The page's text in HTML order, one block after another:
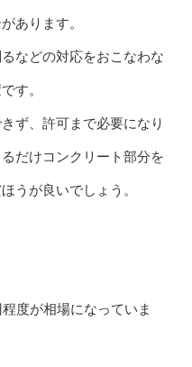
あります。
などの対応をおこなわな
す。
ず、許可まで必要になり
だけコンクリート部分を
うが良いでしょう。
度が相場になっていま